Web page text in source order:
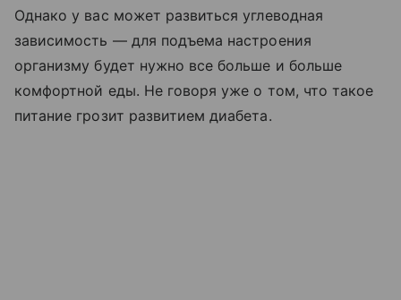
Однако у вас может развиться углеводная
зависимость — для подъема настроения
организму будет нужно все больше и больше
комфортной еды. Не говоря уже о том, что такое
питание грозит развитием диабета.